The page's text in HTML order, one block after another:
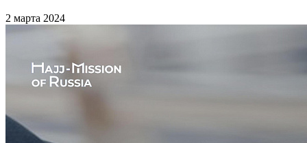
2 марта 2024